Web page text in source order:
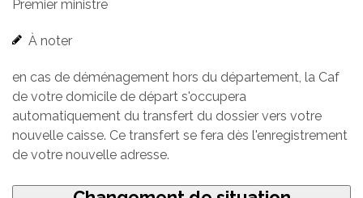
Premier ministre
À noter
en cas de déménagement hors du département, la Caf
de votre domicile de départ s'occupera
automatiquement du transfert du dossier vers votre
nouvelle caisse. Ce transfert se fera dès l'enregistrement
de votre nouvelle adresse.